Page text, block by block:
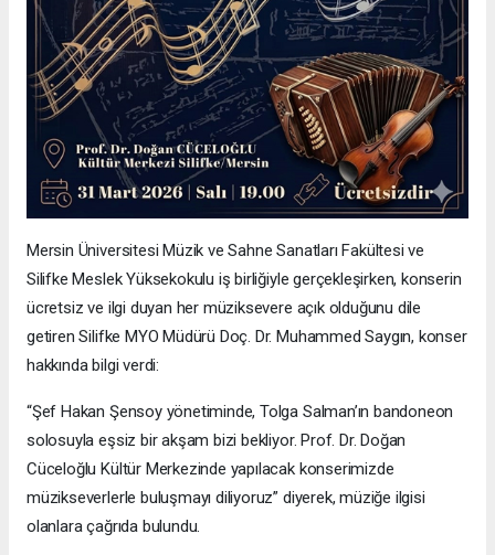
Mersin Üniversitesi Müzik ve Sahne Sanatları Fakültesi ve
Silifke Meslek Yüksekokulu iş birliğiyle gerçekleşirken, konserin
ücretsiz ve ilgi duyan her müziksevere açık olduğunu dile
getiren Silifke MYO Müdürü Doç. Dr. Muhammed Saygın, konser
hakkında bilgi verdi:
“Şef Hakan Şensoy yönetiminde, Tolga Salman’ın bandoneon
solosuyla eşsiz bir akşam bizi bekliyor. Prof. Dr. Doğan
Cüceloğlu Kültür Merkezinde yapılacak konserimizde
müzikseverlerle buluşmayı diliyoruz” diyerek, müziğe ilgisi
olanlara çağrıda bulundu.